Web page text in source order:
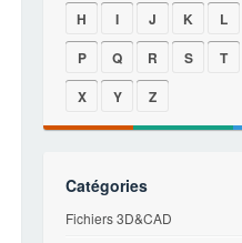
H
I J K L
P
Q R S T
X
Y Z
Catégories
Fichiers 3D&CAD